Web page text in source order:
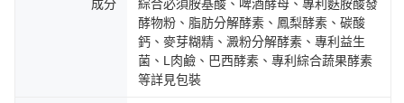
成分
綜合必須胺基酸、啤酒酵母、專利麩胺酸發
酵物粉、脂肪分解酵素、鳳梨酵素、碳酸
鈣、麥芽糊精、澱粉分解酵素、專利益生
菌、L肉鹼、巴西酵素、專利綜合蔬果酵素
等詳見包裝